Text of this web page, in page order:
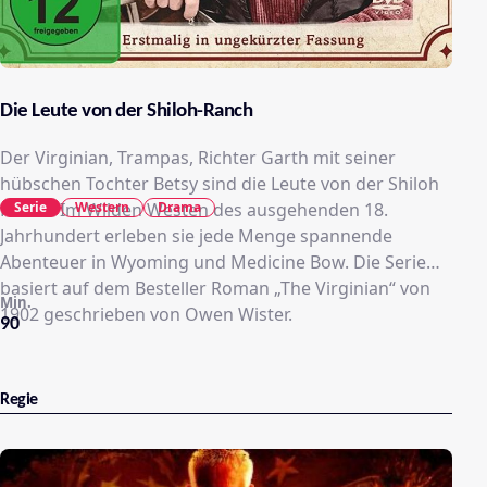
Die Leute von der Shiloh-Ranch
Der Virginian, Trampas, Richter Garth mit seiner
hübschen Tochter Betsy sind die Leute von der Shiloh
Ranch. Im Wilden Westen des ausgehenden 18.
Jahrhundert erleben sie jede Menge spannende
Abenteuer in Wyoming und Medicine Bow. Die Serie
basiert auf dem Besteller Roman „The Virginian“ von
1902 geschrieben von Owen Wister.
90
Min.
Serie Western Drama
Regie